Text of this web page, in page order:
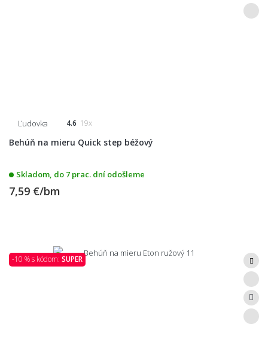
Ľudovka 4.6 19x
Behúň na mieru Quick step béžový
Skladom, do 7 prac. dní odošleme
7,59 €/bm
-10 % s kódom: SUPER